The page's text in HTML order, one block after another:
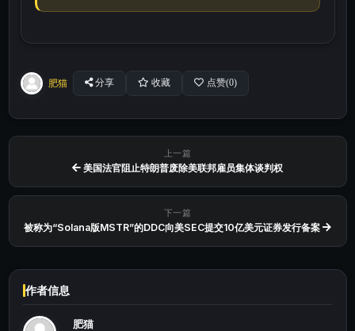
肥猫 分享 收藏 点赞(0)
上一篇
美国法官阻止特朗普废除美联邦雇员集体谈判权
下一篇
被称为“Solana版MSTR”的DDC向美SEC提交10亿美元证券发行备案
作者信息
肥猫